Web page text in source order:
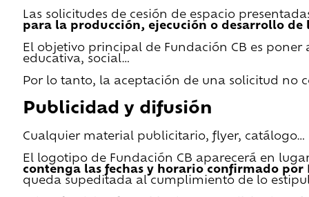
Las solicitudes de cesión de espacio
para la producción, ejecución o desarrollo de
El objetivo principal de Fundación CB es
educativa, social…
Por lo tanto, la aceptación de una solicitud no
Publicidad y difusión
Cualquier material publicitario, flyer, catálogo…
El logotipo de Fundación CB aparecerá en
contenga las fechas y horario confirmado por
queda supeditada al cumplimiento de lo